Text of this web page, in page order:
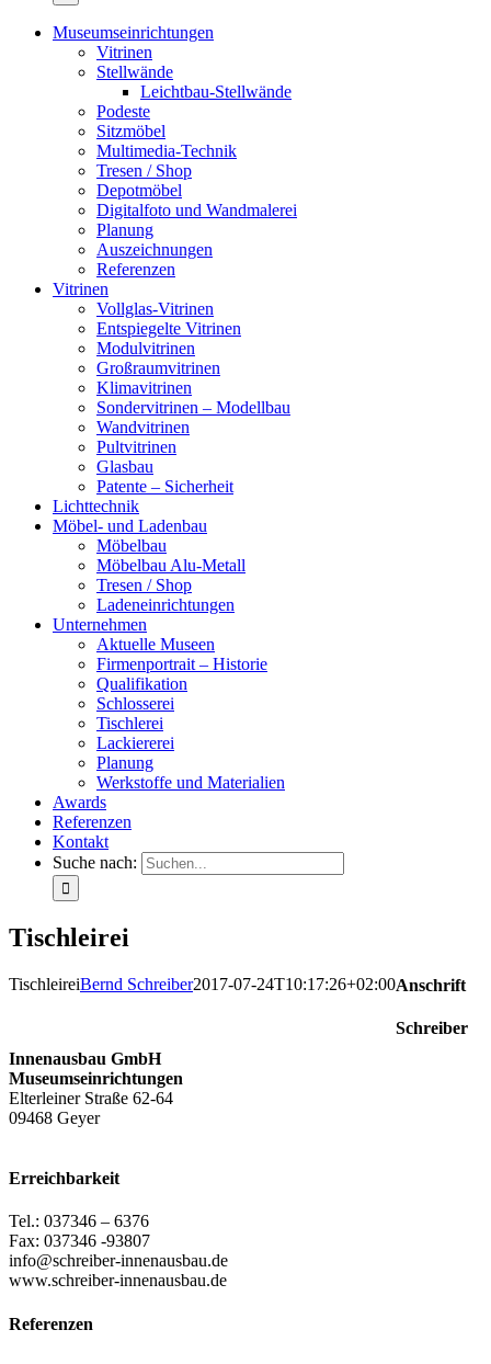
Museumseinrichtungen
Vitrinen
Stellwände
Leichtbau-Stellwände
Podeste
Sitzmöbel
Multimedia-Technik
Tresen / Shop
Depotmöbel
Digitalfoto und Wandmalerei
Planung
Auszeichnungen
Referenzen
Vitrinen
Vollglas-Vitrinen
Entspiegelte Vitrinen
Modulvitrinen
Großraumvitrinen
Klimavitrinen
Sondervitrinen – Modellbau
Wandvitrinen
Pultvitrinen
Glasbau
Patente – Sicherheit
Lichttechnik
Möbel- und Ladenbau
Möbelbau
Möbelbau Alu-Metall
Tresen / Shop
Ladeneinrichtungen
Unternehmen
Aktuelle Museen
Firmenportrait – Historie
Qualifikation
Schlosserei
Tischlerei
Lackiererei
Planung
Werkstoffe und Materialien
Awards
Referenzen
Kontakt
Suche nach:
Tischleirei
TischleireiBernd Schreiber2017-07-24T10:17:26+02:00Anschrift
Schreiber
Innenausbau GmbH
Museumseinrichtungen
Elterleiner Straße 62-64
09468 Geyer
Erreichbarkeit
Tel.: 037346 – 6376
Fax: 037346 -93807
info@schreiber-innenausbau.de
www.schreiber-innenausbau.de
Referenzen